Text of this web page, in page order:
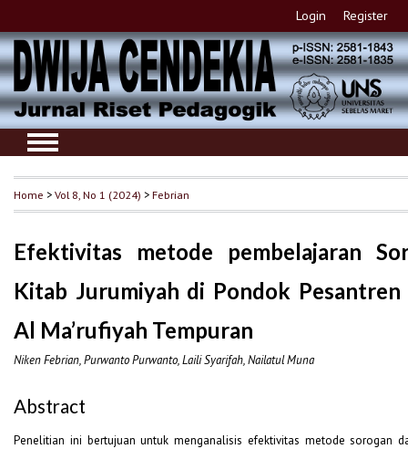
Login Register
Home >Vol 8, No 1 (2024) >Febrian
Efektivitas metode pembelajaran
Kitab Jurumiyah di Pondok
Al Ma’rufiyah Tempuran
Niken Febrian, Purwanto Purwanto, Laili Syarifah, Nailatul Muna
Abstract
Penelitian ini bertujuan untuk menganalisis efektivitas metode sorogan